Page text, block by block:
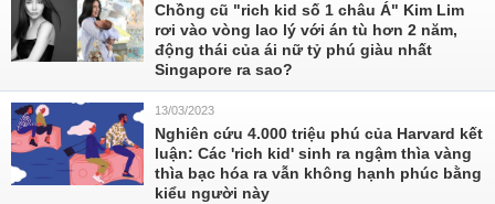
Chồng cũ "rich kid số 1 châu Á" Kim Lim
rơi vào vòng lao lý với án tù hơn 2 năm,
động thái của ái nữ tỷ phú giàu nhất
Singapore ra sao?
13/03/2023
Nghiên cứu 4.000 triệu phú của Harvard kết
luận: Các 'rich kid' sinh ra ngậm thìa vàng
thìa bạc hóa ra vẫn không hạnh phúc bằng
kiểu người này